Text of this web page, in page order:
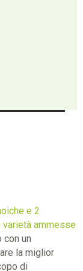
e 2
ammesse
un
la miglior
di